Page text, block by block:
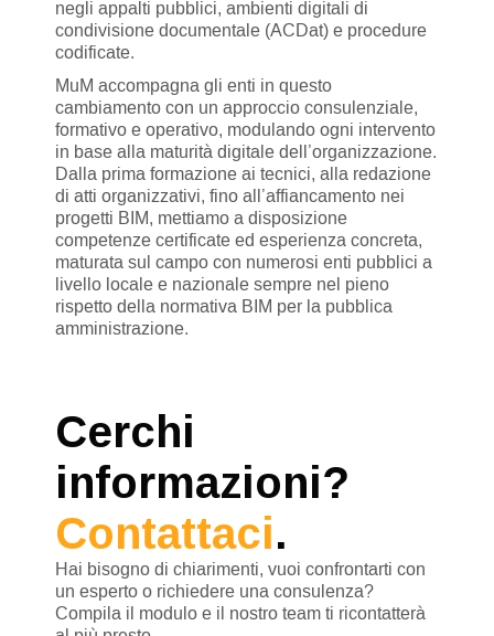
negli appalti pubblici, ambienti digitali di
condivisione documentale (ACDat) e procedure
codificate.
MuM accompagna gli enti in questo
cambiamento con un approccio consulenziale,
formativo e operativo, modulando ogni intervento
in base alla maturità digitale dell’organizzazione.
Dalla prima formazione ai tecnici, alla redazione
di atti organizzativi, fino all’affiancamento nei
progetti BIM, mettiamo a disposizione
competenze certificate ed esperienza concreta,
maturata sul campo con numerosi enti pubblici a
livello locale e nazionale sempre nel pieno
rispetto della normativa BIM per la pubblica
amministrazione.
Cerchi
informazioni?
Contattaci.
Hai bisogno di chiarimenti, vuoi confrontarti con
un esperto o richiedere una consulenza?
Compila il modulo e il nostro team ti ricontatterà